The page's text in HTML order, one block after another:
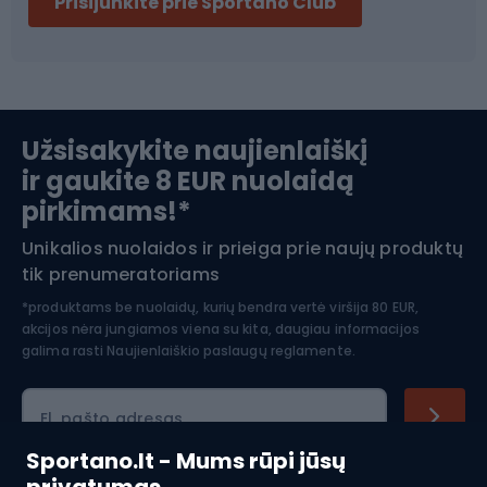
Sportano.lt - Mums rūpi jūsų
Slidinėjimas
Apranga žiemos sportui
Šiaurietiškas ėjimas
Užsisakykite naujienlaiškį
ir gaukite 8 EUR nuolaidą
pirkimams!*
Unikalios nuolaidos ir prieiga prie naujų produktų
tik prenumeratoriams
*produktams be nuolaidų, kurių bendra vertė viršija 80 EUR,
akcijos nėra jungiamos viena su kita, daugiau informacijos
galima rasti Naujienlaiškio paslaugų reglamente.
El. pašto adresas